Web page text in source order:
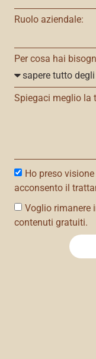
Ruolo aziendale:
Per cosa hai
Spiegaci meglio la
Ho preso
acconsento il
Voglio rimanere
contenuti gratuiti.